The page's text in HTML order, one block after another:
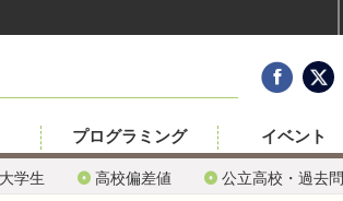
大学生 高校偏差値 公立高校・過去問
プログラミング イベント